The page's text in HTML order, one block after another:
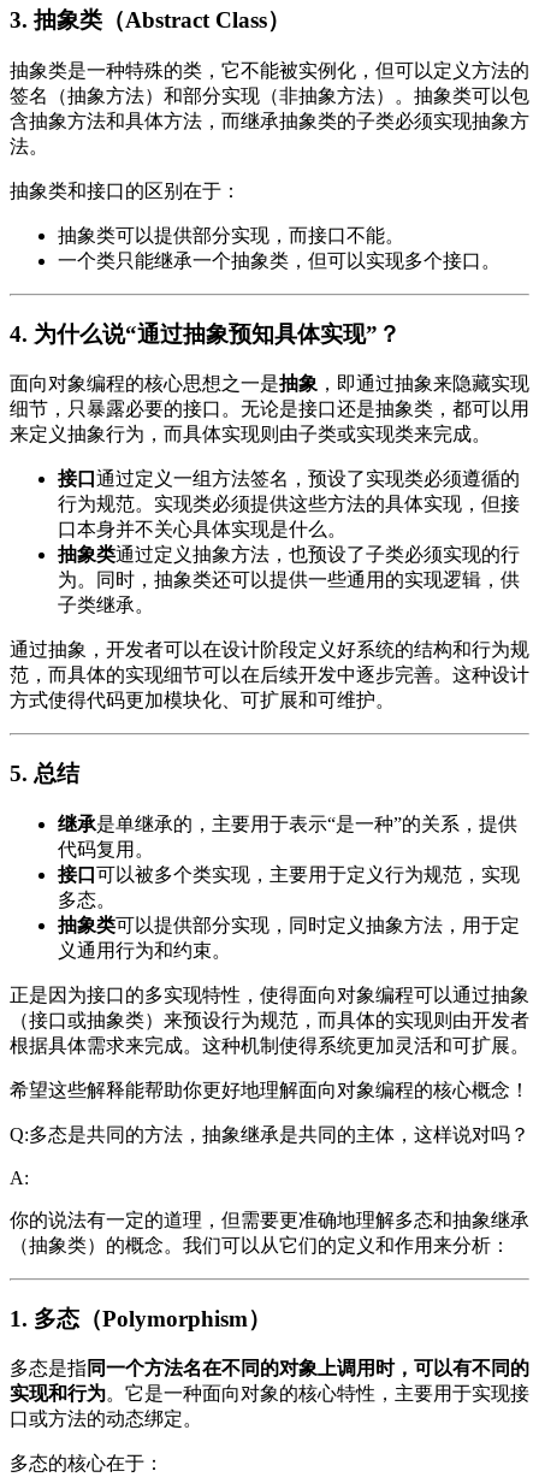
3. 抽象类（Abstract Class）
抽象类是一种特殊的类，它不能被实例化，但可以定义方法的
签名（抽象方法）和部分实现（非抽象方法）。抽象类可以包
含抽象方法和具体方法，而继承抽象类的子类必须实现抽象方
法。
抽象类和接口的区别在于：
抽象类可以提供部分实现，而接口不能。
一个类只能继承一个抽象类，但可以实现多个接口。
4. 为什么说“通过抽象预知具体实现”？
面向对象编程的核心思想之一是抽象 ，即通过抽象来隐藏实现
细节，只暴露必要的接口。无论是接口还是抽象类，都可以用
来定义抽象行为，而具体实现则由子类或实现类来完成。
接口 通过定义一组方法签名，预设了实现类必须遵循的
行为规范。实现类必须提供这些方法的具体实现，但接
口本身并不关心具体实现是什么。
抽象类通过定义抽象方法，也预设了子类必须实现的行
为。同时，抽象类还可以提供一些通用的实现逻辑，供
子类继承。
通过抽象，开发者可以在设计阶段定义好系统的结构和行为规
范，而具体的实现细节可以在后续开发中逐步完善。这种设计
方式使得代码更加模块化、可扩展和可维护。
5. 总结
继承是单继承的，主要用于表示“是一种”的关系，提供
代码复用。
接口 可以被多个类实现，主要用于定义行为规范，实现
多态。
抽象类可以提供部分实现，同时定义抽象方法，用于定
义通用行为和约束。
正是因为接口的多实现特性，使得面向对象编程可以通过抽象
（接口或抽象类）来预设行为规范，而具体的实现则由开发者
根据具体需求来完成。这种机制使得系统更加灵活和可扩展。
希望这些解释能帮助你更好地理解面向对象编程的核心概念！
Q:多态是共同的方法，抽象继承是共同的主体，这样说对吗？
A:
你的说法有一定的道理，但需要更准确地理解多态和抽象继承
（抽象类）的概念。我们可以从它们的定义和作用来分析：
1. 多态（Polymorphism）
多态是指同一个方法名在不同的对象上调用时，可以有不同的
实现和行为。它是一种面向对象的核心特性，主要用于实现接
口或方法的动态绑定。
多态的核心在于：